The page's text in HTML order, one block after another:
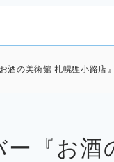
酒の美術館 札幌狸小路
ー『お酒